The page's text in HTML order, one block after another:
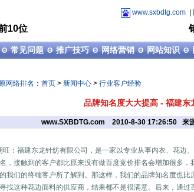
10位
www.sxbdtg.com
常见问题Θ推广技巧Θ网络营销Θ网站知识Θ
网络排名 ： 首页 > 新闻中心 > 行业客户经验
品牌知名度大大提高 - 福建东
www.SXBDTG.com 2010-8-30 17:26:50 来
：福建东龙针纺有限公司，是一家以专业从事内衣、花边
，接触到的客户都比原来没有做百度竞价排名会增加很多，
我们的终端客户所了解到。那这样，我们的品牌知名度也
找这种花边面料的供应商，结果都不是很满意。后来，通